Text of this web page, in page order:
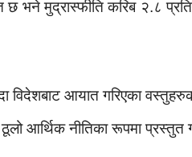
छ भने मुद्रास्फीति करिब २.८
विदेशबाट आयात गरिएका
आर्थिक नीतिका रूपमा प्रस्तुत